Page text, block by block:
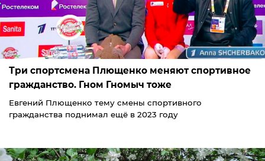
Три спортсмена Плющенко меняют спортивное
гражданство. Гном Гномыч тоже
Евгений Плющенко тему смены спортивного
гражданства поднимал ещё в 2023 году